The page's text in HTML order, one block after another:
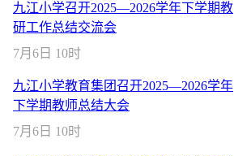
九江小学召开2025—2026学年下学期教
研工作总结交流会
7月6日 10时
九江小学教育集团召开2025—2026学年
下学期教师总结大会
7月6日 10时